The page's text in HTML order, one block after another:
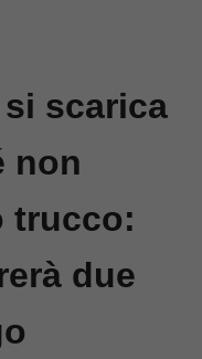
scarica
non
trucco:
due